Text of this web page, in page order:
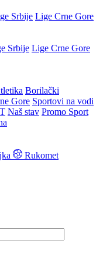
Srbije Lige Crne Gore
Srbije Lige Crne Gore
Borilački
Gore Sportovi na vodi
Naš stav Promo Sport
Rukomet